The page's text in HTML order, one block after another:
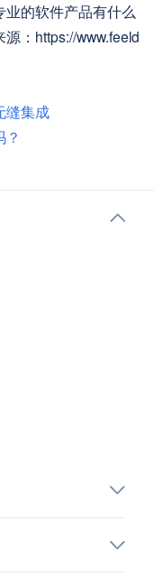
的软件产品有什么
：https://www.feeld
缝集成